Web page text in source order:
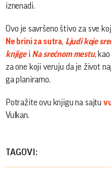
iznenadi.
Ovo je savršeno štivo za sve
Ne brini za sutra, Ljudi koje
knjigei Na srećnom mestu,
za one koji veruju da je život
ga planiramo.
Potražite ovu knjigu na sajtu
Vulkan.
TAGOVI: